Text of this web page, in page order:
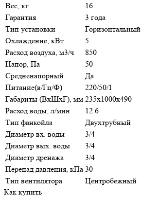
Вес, кг
16
Гарантия
3 года
Тип установки
Горизонтальный
Охлаждение, кВт
5
Расход воздуха, м3/ч
850
Напор, Па
50
Средненапорный
Да
Питание(в/Гц/Ф)
220/50/1
Габариты (ВxШxГ), мм 235х1000х490
Расход воды, л/мин
12.6
Тип фанкойла
Двухтрубный
Диаметр вх. воды
3/4
Диаметр вых. воды
3/4
Диаметр дренажа
3/4
Перепад давления, кПа 30
Тип вентилятора
Центробежный
Как купить